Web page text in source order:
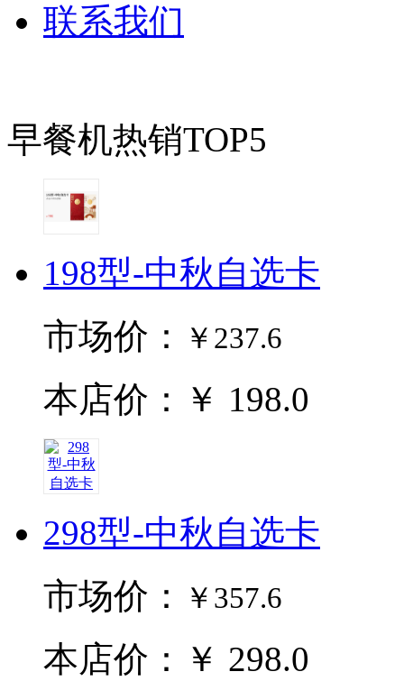
联系我们
早餐机热销TOP5
198型-中秋自选卡
市场价：
￥237.6
本店价：￥ 198.0
298型-中秋自选卡
市场价：
￥357.6
本店价：￥ 298.0